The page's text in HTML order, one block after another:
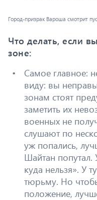
Город-призрак Вароша смотрит
Что делать, если
зоне:
Самое главное:
виду: вы
зонам стоят
заметить их
военных не
слушают по
уж попались,
Шайтан попутал.
куда нельзя». У
тюрьму. Но
положение,